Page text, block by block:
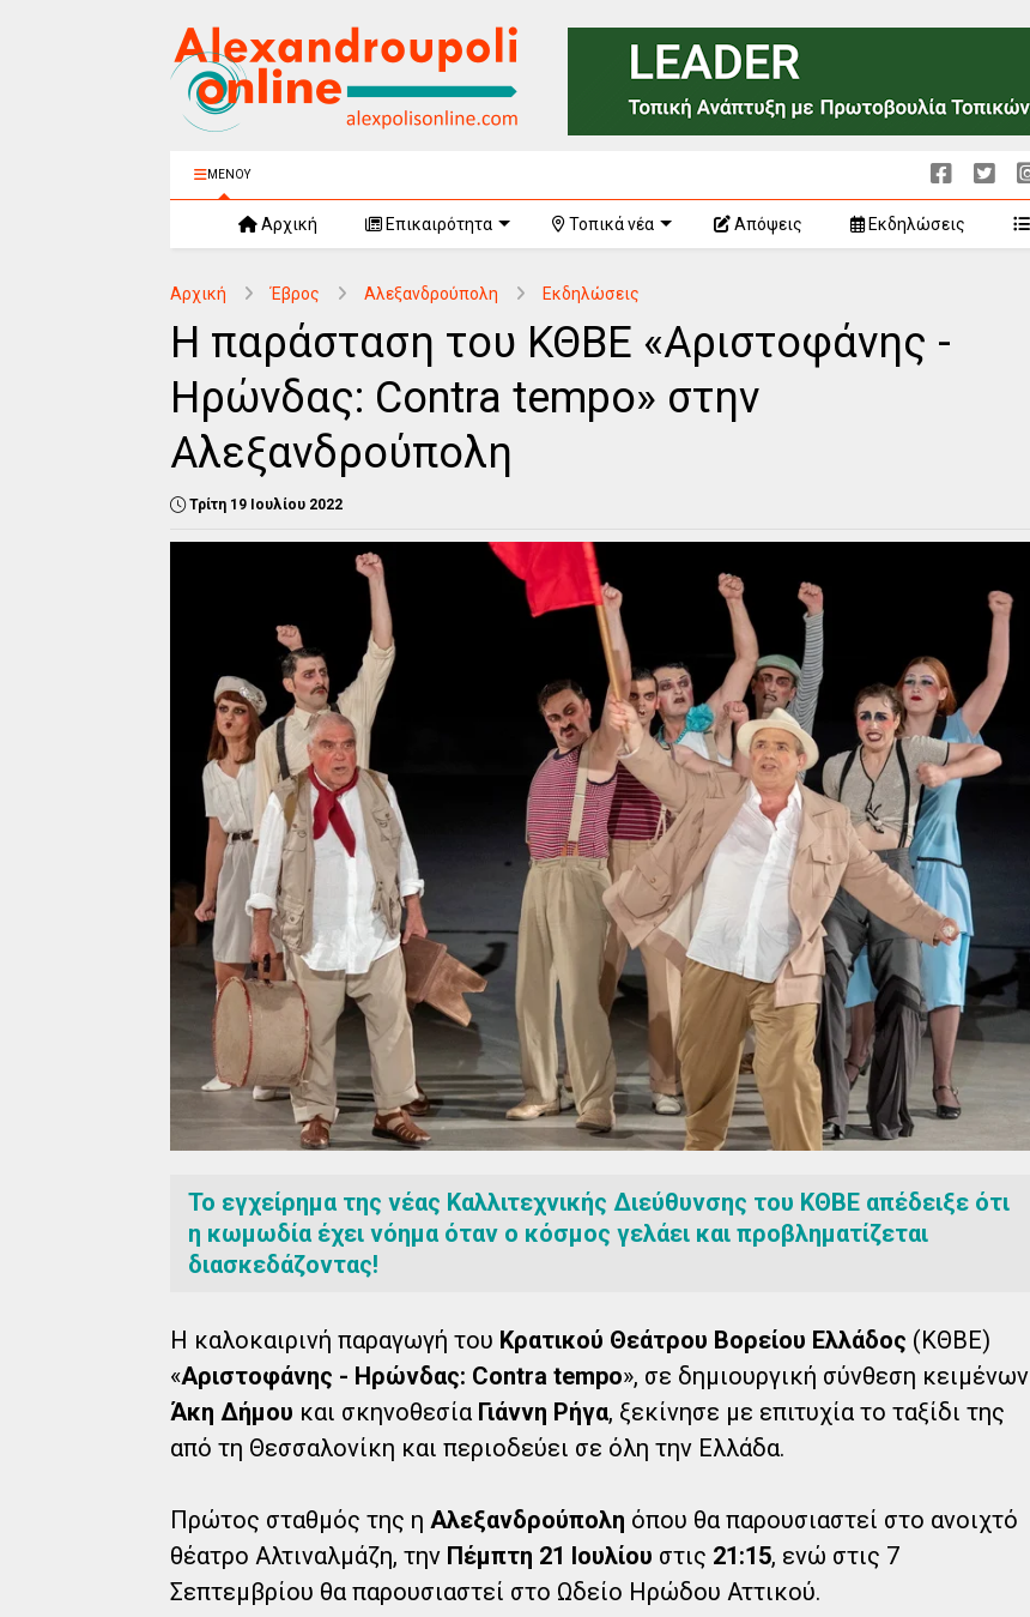
ΜΕΝΟΥ
Αρχική Επικαιρότητα Τοπικά νέα Απόψεις Εκδηλώσεις
Αρχική Έβρος Αλεξανδρούπολη Εκδηλώσεις
Η παράσταση του ΚΘΒΕ «Αριστοφάνης -
Ηρώνδας: Contra tempo» στην
Αλεξανδρούπολη
Τρίτη 19 Ιουλίου 2022
Το εγχείρημα της νέας Καλλιτεχνικής Διεύθυνσης του ΚΘΒΕ απέδειξε ότι
η κωμωδία έχει νόημα όταν ο κόσμος γελάει και προβληματίζεται
διασκεδάζοντας!
Η καλοκαιρινή παραγωγή του Κρατικού Θεάτρου Βορείου Ελλάδος (ΚΘΒΕ)
«Αριστοφάνης - Ηρώνδας: Contra tempo», σε δημιουργική σύνθεση κειμένων
Άκη Δήμου και σκηνοθεσία Γιάννη Ρήγα, ξεκίνησε με επιτυχία το ταξίδι της
από τη Θεσσαλονίκη και περιοδεύει σε όλη την Ελλάδα.
Πρώτος σταθμός της η Αλεξανδρούπολη όπου θα παρουσιαστεί στο ανοιχτό
θέατρο Αλτιναλμάζη, την Πέμπτη 21 Ιουλίου στις 21:15, ενώ στις 7
Σεπτεμβρίου θα παρουσιαστεί στο Ωδείο Ηρώδου Αττικού.